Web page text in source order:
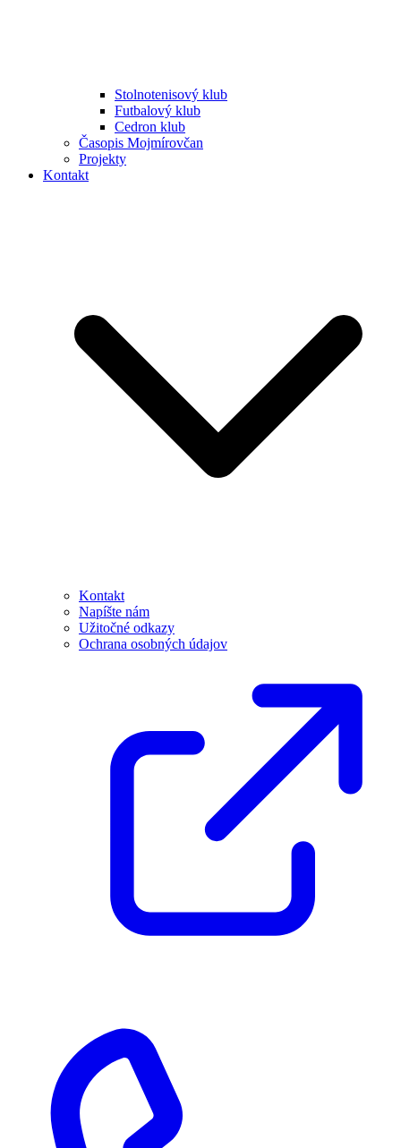
Stolnotenisový klub
Futbalový klub
Cedron klub
Časopis Mojmírovčan
Projekty
Kontakt
Kontakt
Napíšte nám
Užitočné odkazy
Ochrana osobných údajov